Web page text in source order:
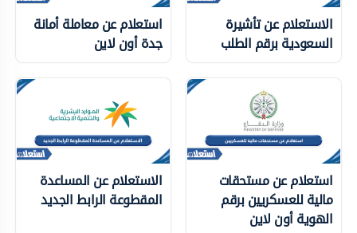
الاستعلام عن تأشيرة
السعودية برقم الطلب
استعلام عن معاملة أمانة
جدة أون لاين
استعلام عن مستحقات
مالية للعسكريين برقم
الهوية أون لاين
الاستعلام عن المساعدة
المقطوعة الرابط الجديد